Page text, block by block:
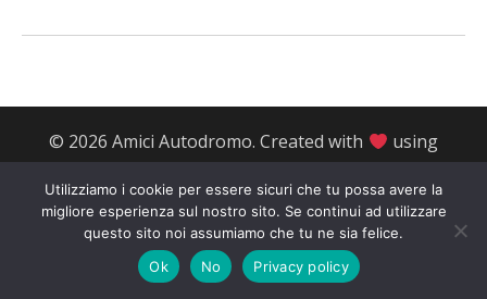
© 2026 Amici Autodromo. Created with
using
WordPress andKubio
Utilizziamo i cookie per essere sicuri che tu possa avere la
migliore esperienza sul nostro sito. Se continui ad utilizzare
questo sito noi assumiamo che tu ne sia felice.
Ok
No Privacy policy